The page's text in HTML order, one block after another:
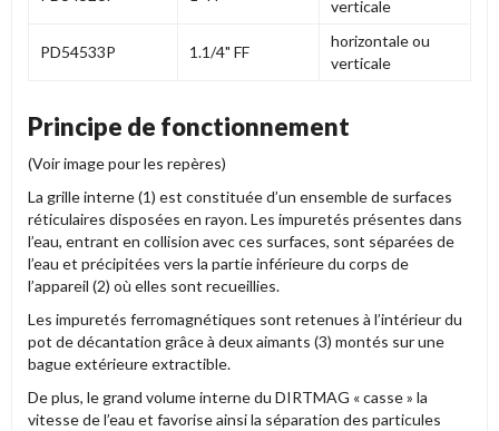
verticale
PD54533P 1.1/4" FF
horizontale ou
verticale
Principe de fonctionnement
(Voir image pour les repères)
La grille interne (1) est constituée d’un ensemble de surfaces
réticulaires disposées en rayon. Les impuretés présentes dans
l’eau, entrant en collision avec ces surfaces, sont séparées de
l’eau et précipitées vers la partie inférieure du corps de
l’appareil (2) où elles sont recueillies.
Les impuretés ferromagnétiques sont retenues à l’intérieur du
pot de décantation grâce à deux aimants (3) montés sur une
bague extérieure extractible.
De plus, le grand volume interne du DIRTMAG « casse » la
vitesse de l’eau et favorise ainsi la séparation des particules